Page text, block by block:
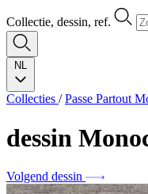
Collectie, dessin, ref.
NL
Collecties / Passe Partout
dessin
Volgend dessin